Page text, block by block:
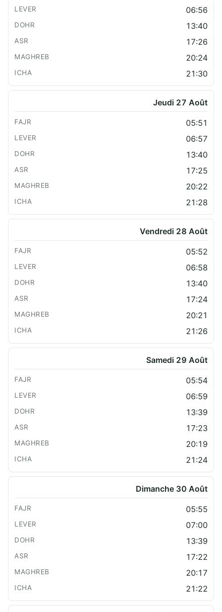
06:56
13:40
17:26
20:24
21:30
Jeudi 27 Août
05:51
06:57
13:40
17:25
20:22
21:28
Vendredi 28 Août
05:52
06:58
13:40
17:24
20:21
21:26
Samedi 29 Août
05:54
06:59
13:39
17:23
20:19
21:24
Dimanche 30 Août
05:55
07:00
13:39
17:22
20:17
21:22